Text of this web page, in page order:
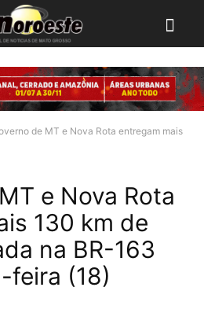
de MT e Nova Rota entregam mais
e Nova Rota
130 km de
na BR-163
feira (18)